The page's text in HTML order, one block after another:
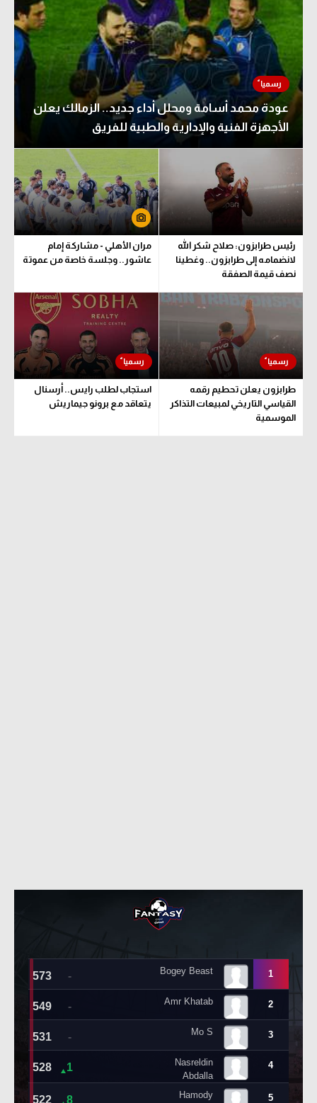
أمم إفريقيا
كرة السلة الأمريكية
كرة سلة
كرة يد
كرة طائرة
في المونديال
آسيا
أمريكا
ركن الألعاب
أقسام خاصة
ميركاتو
عودة محمد أسامة ومحلل أداء جديد.. الزمالك يعلن
الأجهزة الفنية والإدارية والطبية للفريق
رئيس طرابزون: صلاح شكر الله
لانضمامه إلى طرابزون.. وغطينا
نصف قيمة الصفقة
مران الأهلي - مشاركة إمام
عاشور.. وجلسة خاصة من عموتة
طرابزون يعلن تحطيم رقمه
القياسي التاريخي لمبيعات التذاكر
الموسمية
استجاب لطلب رايس.. أرسنال
يتعاقد مع برونو جيماريش